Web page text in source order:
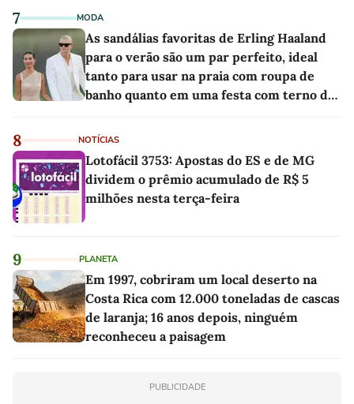
7 MODA
As sandálias favoritas de Erling Haaland
para o verão são um par perfeito, ideal
tanto para usar na praia com roupa de
banho quanto em uma festa com terno de
8 NOTÍCIAS
Lotofácil 3753: Apostas do ES e de MG
dividem o prêmio acumulado de R$ 5
milhões nesta terça-feira
9 PLANETA
Em 1997, cobriram um local deserto na
Costa Rica com 12.000 toneladas de cascas
de laranja; 16 anos depois, ninguém
reconheceu a paisagem
PUBLICIDADE